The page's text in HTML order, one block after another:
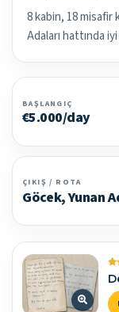
8 kabin, 18 misafir
Adaları hattında
BAŞLANGIÇ
€5.000/day
ÇIKIŞ / ROTA
Göcek, Yunan